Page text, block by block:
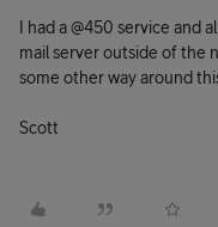
I had a @450 service and
mail server outside of the
some other way around
Scott